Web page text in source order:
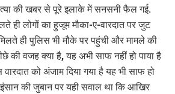
हत्या की खबर से पूरे इलाके में सनसनी फैल गई.
ही लोगों का हुजूम मौका-ए-वारदात पर जुट
ही पुलिस भी मौके पर पहुंची और मामले की
की वजह क्या है, यह अभी साफ नहीं हो पाया है
वारदात को अंजाम दिया गया है यह भी साफ हो
की जुबान पर यही सवाल था कि आखिर